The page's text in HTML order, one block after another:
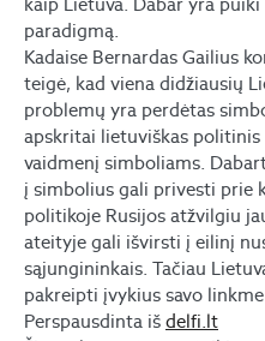
paradigmą.
Kadaise Bernardas Gailius
teigė, kad viena didžiausių
problemų yra perdėtas
apskritai lietuviškas
vaidmenį simboliams.
į simbolius gali privesti prie
politikoje Rusijos atžvilgiu
ateityje gali išvirsti į eilinį
sąjungininkais. Tačiau
pakreipti įvykius savo
Perspausdinta iš delfi.lt